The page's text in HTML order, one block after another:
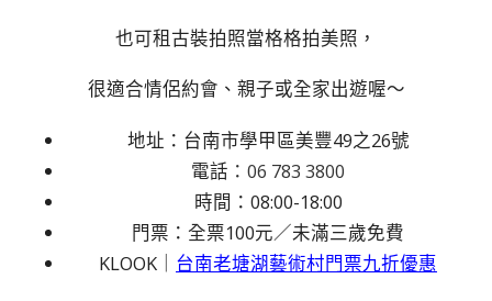
也可租古裝拍照當格格拍美照，
很適合情侶約會、親子或全家出遊喔～
地址：台南市學甲區美豐49之26號
電話 ： 06 783 3800
時間：08:00-18:00
門票：全票100元／未滿三歲免費
KLOOK｜ 台南老塘湖藝術村門票九折優惠